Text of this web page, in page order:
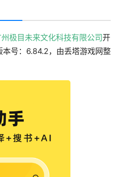
州极目未来文化科技有限公司开
号：6.84.2，由丢塔游戏网整